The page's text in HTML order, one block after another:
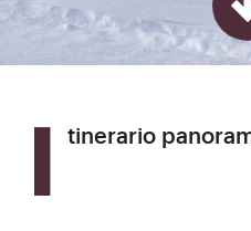
Itinerario